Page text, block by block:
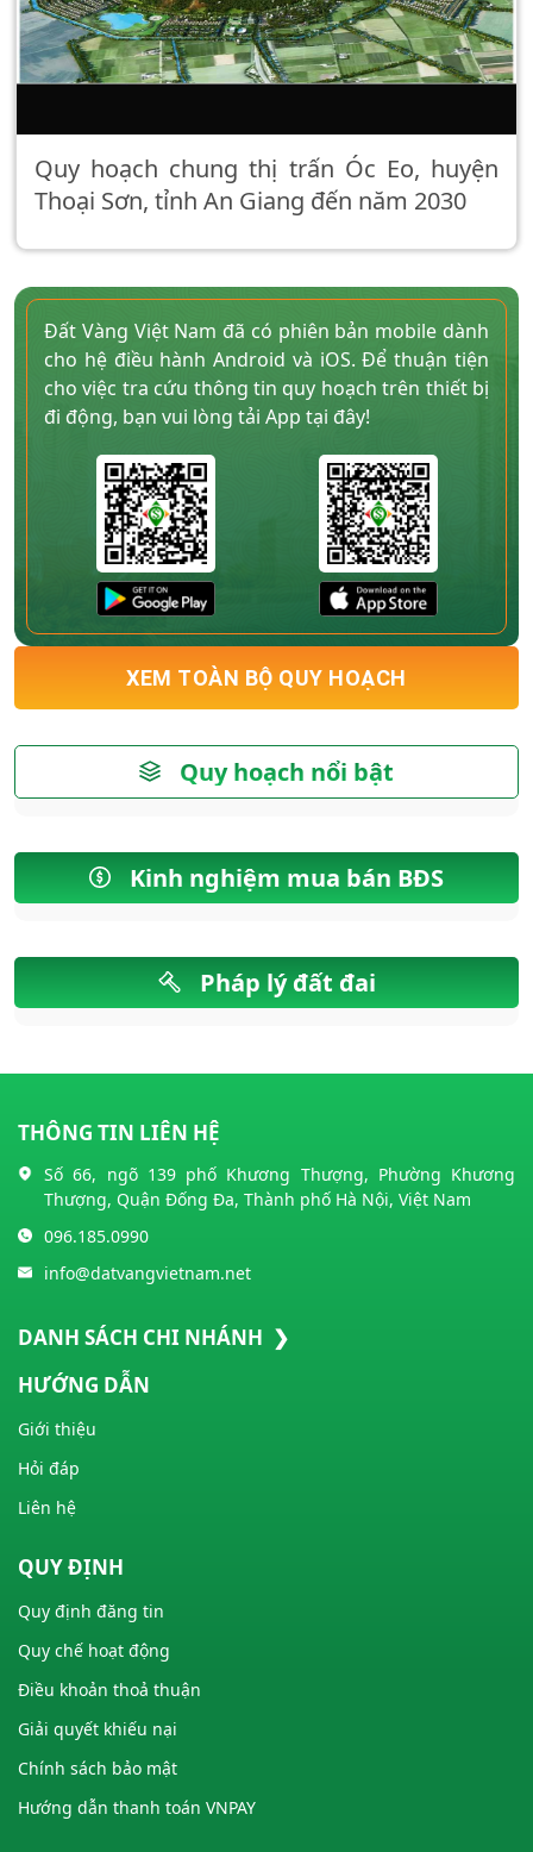
Quy hoạch chung thị trấn Óc Eo, huyện
Thoại Sơn, tỉnh An Giang đến năm 2030
Đất Vàng Việt Nam đã có phiên bản mobile dành
cho hệ điều hành Android và iOS. Để thuận tiện
cho việc tra cứu thông tin quy hoạch trên thiết bị
đi động, bạn vui lòng tải App tại đây!
XEM TOÀN BỘ QUY HOẠCH
Quy hoạch nổi bật
Kinh nghiệm mua bán BĐS
Pháp lý đất đai
THÔNG TIN LIÊN HỆ
Số 66, ngõ 139 phố Khương Thượng, Phường Khương
Thượng, Quận Đống Đa, Thành phố Hà Nội, Việt Nam
096.185.0990
info@datvangvietnam.net
DANH SÁCH CHI NHÁNH ❯
HƯỚNG DẪN
Giới thiệu
Hỏi đáp
Liên hệ
QUY ĐỊNH
Quy định đăng tin
Quy chế hoạt động
Điều khoản thoả thuận
Giải quyết khiếu nại
Chính sách bảo mật
Hướng dẫn thanh toán VNPAY